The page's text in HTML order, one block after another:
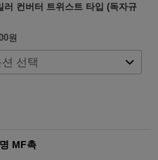
러 컨버터 트위스트 타입 (독자규
원
MF촉